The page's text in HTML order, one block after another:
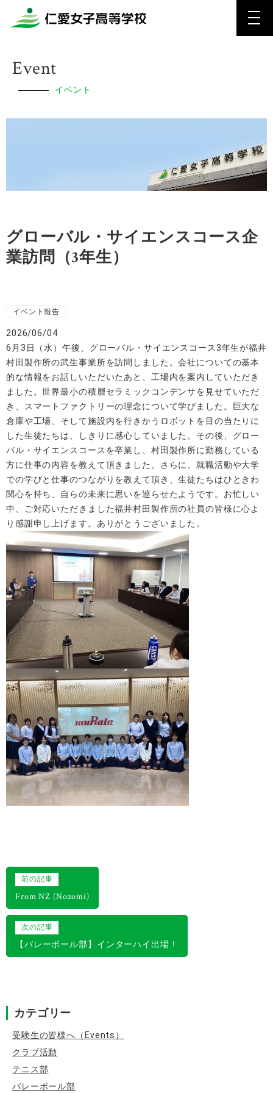
Event
イベント
グローバル・サイエンスコース企
業訪問（3年生）
イベント報告
2026/06/04
6月3日（水）午後、グローバル・サイエンスコース3年生が福井
村田製作所の武生事業所を訪問しました。会社についての基本
的な情報をお話しいただいたあと、工場内を案内していただき
ました。世界最小の積層セラミックコンデンサを見せていただ
き、スマートファクトリーの理念について学びました。巨大な
倉庫や工場、そして施設内を行きかうロボットを目の当たりに
した生徒たちは、しきりに感心していました。その後、グロー
バル・サイエンスコースを卒業し、村田製作所に勤務している
方に仕事の内容を教えて頂きました。さらに、就職活動や大学
での学びと仕事のつながりを教えて頂き、生徒たちはひときわ
関心を持ち、自らの未来に思いを巡らせたようです。お忙しい
中、ご対応いただきました福井村田製作所の社員の皆様に心よ
り感謝申し上げます。ありがとうございました。
投
稿
ナ
ビ
ゲ
ョ
ン
前の記事
From NZ (Nozomi)
次の記事
【バレーボール部】インターハイ出場！
カテゴリー
受験生の皆様へ（Events）
クラブ活動
テニス部
バレーボール部